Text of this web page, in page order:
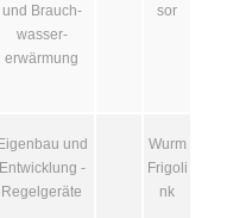
und Brauch­
wasser­
erwärmung
sor
und
Entwicklung -
Regelgeräte
Wurm
Frigoli
nk